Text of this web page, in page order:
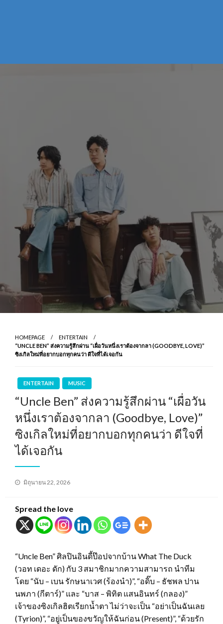
HOMEPAGE
ENTERTAIN
“UNCLE BEN” ส่งความรู้สึกผ่าน “เผื่อวันหนึ่งเราต้องจากลา (GOODBYE, LOVE)”
ซิงเกิลใหม่ที่อยากบอกทุกคนว่า ดีใจที่ได้เจอกัน
ENTERTAIN MUSIC
“Uncle Ben” ส่งความรู้สึกผ่าน “เผื่อวัน
หนึ่งเราต้องจากลา (Goodbye, Love)”
ซิงเกิลใหม่ที่อยากบอกทุกคนว่า ดีใจที่
ได้เจอกัน
Posted
มิถุนายน 22, 2026
Spread the love
“Uncle Ben” ศิลปินอินดี้ป๊อปจากบ้าน What The Duck
(วอท เดอะ ดัก) กับ 3 สมาชิกมากความสามารถ นำทีม
โดย “นับ – เบน รักษนาเวศ (ร้องนำ)”, “อดิ๊บ – ธัชพล ปาน
นพภา (กีตาร์)” และ “บาส – พิทิต แสนอินทร์ (กลอง)”
เจ้าของซิงเกิลฮิตเรียกน้ำตา ไม่ว่าจะเป็น “อย่าเป็นฉันเลย
(Tyrion)”, “อยู่เป็นของขวัญให้ฉันก่อน (Present)”, “ด้วยรัก